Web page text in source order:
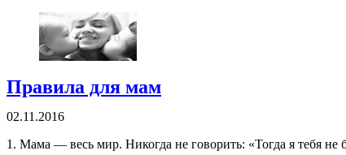
Правила для мам
02.11.2016
1. Мама — весь мир. Никогда не говорить: «Тогда я тебя